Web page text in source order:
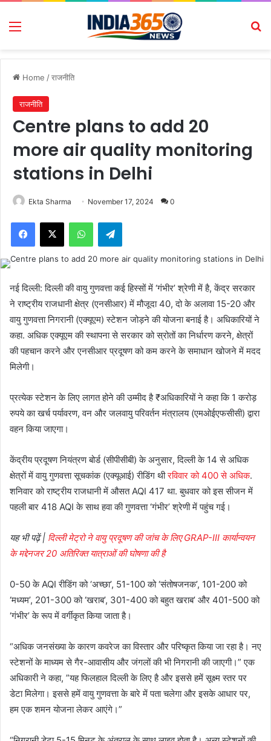
Menu
Home /राजनीति
राजनीति
Centre plans to add 20
more air quality monitoring
stations in Delhi
Ekta Sharma November 17, 2024 0
Facebook
X WhatsAppTelegram
नई दिल्ली: दिल्ली की वायु गुणवत्ता कई हिस्सों में ‘गंभीर’ श्रेणी में है, केंद्र सरकार
ने राष्ट्रीय राजधानी क्षेत्र (एनसीआर) में मौजूदा 40, दो के अलावा 15-20 और
वायु गुणवत्ता निगरानी (एक्यूएम) स्टेशन जोड़ने की योजना बनाई है। अधिकारियों ने
कहा. अधिक एक्यूएम की स्थापना से सरकार को स्रोतों का निर्धारण करने, क्षेत्रों
की पहचान करने और एनसीआर प्रदूषण को कम करने के समाधान खोजने में मदद
मिलेगी।
प्रत्येक स्टेशन के लिए लागत होने की उम्मीद है₹अधिकारियों ने कहा कि 1 करोड़
रुपये का खर्च पर्यावरण, वन और जलवायु परिवर्तन मंत्रालय (एमओईएफसीसी) द्वारा
वहन किया जाएगा।
केंद्रीय प्रदूषण नियंत्रण बोर्ड (सीपीसीबी) के अनुसार, दिल्ली के 14 से अधिक
क्षेत्रों में वायु गुणवत्ता सूचकांक (एक्यूआई) रीडिंग थीरविवार को 400 से अधिक.
शनिवार को राष्ट्रीय राजधानी में औसत AQI 417 था. बुधवार को इस सीजन में
पहली बार 418 AQI के साथ हवा की गुणवत्ता ‘गंभीर’ श्रेणी में पहुंच गई।
यह भी पढ़ें | दिल्ली मेट्रो ने वायु प्रदूषण की जांच के लिए GRAP-III कार्यान्वयन
के मद्देनजर 20 अतिरिक्त यात्राओं की घोषणा की है
0-50 के AQI रीडिंग को ‘अच्छा’, 51-100 को ‘संतोषजनक’, 101-200 को
‘मध्यम’, 201-300 को ‘खराब’, 301-400 को बहुत खराब’ और 401-500 को
‘गंभीर’ के रूप में वर्गीकृत किया जाता है।
“अधिक जनसंख्या के कारण कवरेज का विस्तार और परिष्कृत किया जा रहा है। नए
स्टेशनों के माध्यम से गैर-आवासीय और जंगलों की भी निगरानी की जाएगी।” एक
अधिकारी ने कहा, ”यह फिलहाल दिल्ली के लिए है और इससे हमें सूक्ष्म स्तर पर
डेटा मिलेगा। इससे हमें वायु गुणवत्ता के बारे में पता चलेगा और इसके आधार पर,
हम एक शमन योजना लेकर आएंगे।”